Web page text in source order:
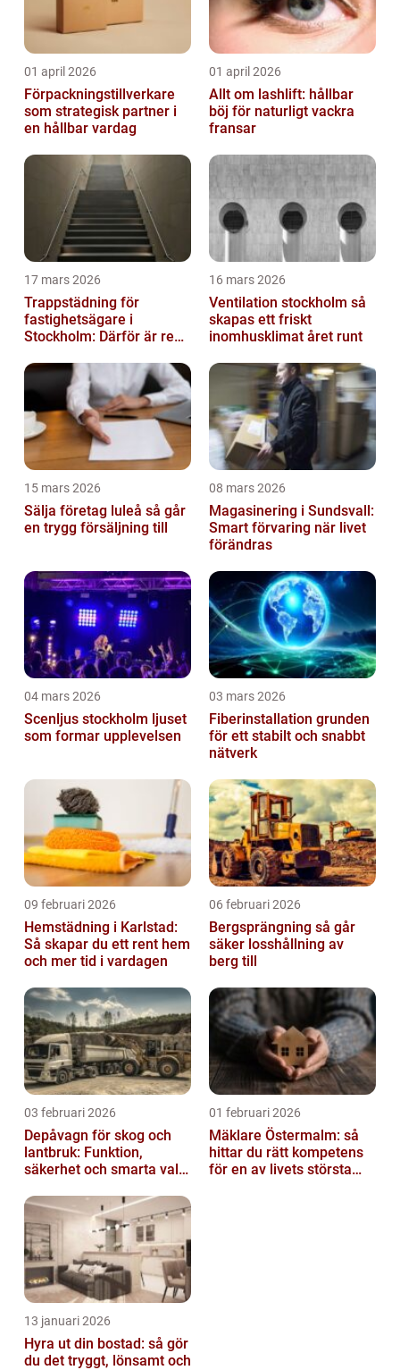
01 april 2026
Förpackningstillverkare
som strategisk partner i
en hållbar vardag
01 april 2026
Allt om lashlift: hållbar
böj för naturligt vackra
fransar
17 mars 2026
Trappstädning för
fastighetsägare i
Stockholm: Därför är rena
investering
16 mars 2026
Ventilation stockholm så
skapas ett friskt
inomhusklimat året runt
15 mars 2026
Sälja företag luleå så går
en trygg försäljning till
08 mars 2026
Magasinering i Sundsvall:
Smart förvaring när livet
förändras
04 mars 2026
Scenljus stockholm ljuset
som formar upplevelsen
03 mars 2026
Fiberinstallation grunden
för ett stabilt och snabbt
nätverk
09 februari 2026
Hemstädning i Karlstad:
Så skapar du ett rent hem
och mer tid i vardagen
06 februari 2026
Bergsprängning så går
säker losshållning av
berg till
03 februari 2026
Depåvagn för skog och
lantbruk: Funktion,
säkerhet och smarta val
01 februari 2026
Mäklare Östermalm: så
hittar du rätt kompetens
för en av livets största
13 januari 2026
Hyra ut din bostad: så gör
du det tryggt, lönsamt och